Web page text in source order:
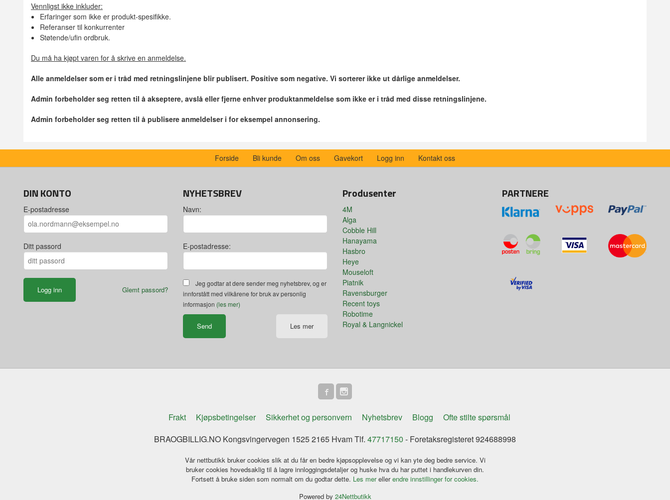
Vennligst ikke inkluder:
Erfaringer som ikke er produkt-spesifikke.
Referanser til konkurrenter
Støtende/ufin ordbruk.
Du må ha kjøpt varen for å skrive en anmeldelse.
Alle anmeldelser som er i tråd med retningslinjene blir publisert. Positive som negative. Vi sorterer ikke ut dårlige anmeldelser.
Admin forbeholder seg retten til å akseptere, avslå eller fjerne enhver produktanmeldelse som ikke er i tråd med disse retningslinjene.
Admin forbeholder seg retten til å publisere anmeldelser i for eksempel annonsering.
Forside Bli kunde Om oss Gavekort Logg inn Kontakt oss
DIN KONTO
E-postadresse
Ditt passord
Glemt passord?
NYHETSBREV
Navn:
E-postadresse:
Jeg godtar at dere sender meg nyhetsbrev, og er
innforstått med vilkårene for bruk av personlig
informasjon (les mer)
Les mer
Produsenter
4M
Alga
Cobble Hill
Hanayama
Hasbro
Heye
Mouseloft
Piatnik
Ravensburger
Recent toys
Robotime
Royal & Langnickel
PARTNERE
Frakt Kjøpsbetingelser Sikkerhet og personvern Nyhetsbrev Blogg
Ofte stilte spørsmål
BRAOGBILLIG.NO Kongsvingervegen 1525 2165 Hvam Tlf. 47717150 - Foretaksregisteret 924688998
Vår nettbutikk bruker cookies slik at du får en bedre kjøpsopplevelse og vi kan yte deg bedre service. Vi
bruker cookies hovedsaklig til å lagre innloggingsdetaljer og huske hva du har puttet i handlekurven din.
Fortsett å bruke siden som normalt om du godtar dette. Les merellerendre innstillinger for cookies.
Powered by 24Nettbutikk